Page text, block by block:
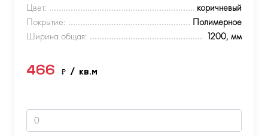
Цвет:
коричневый
Покрытие:
Полимерное
Ширина общая:
1200, мм
466 ₽ / кв.м